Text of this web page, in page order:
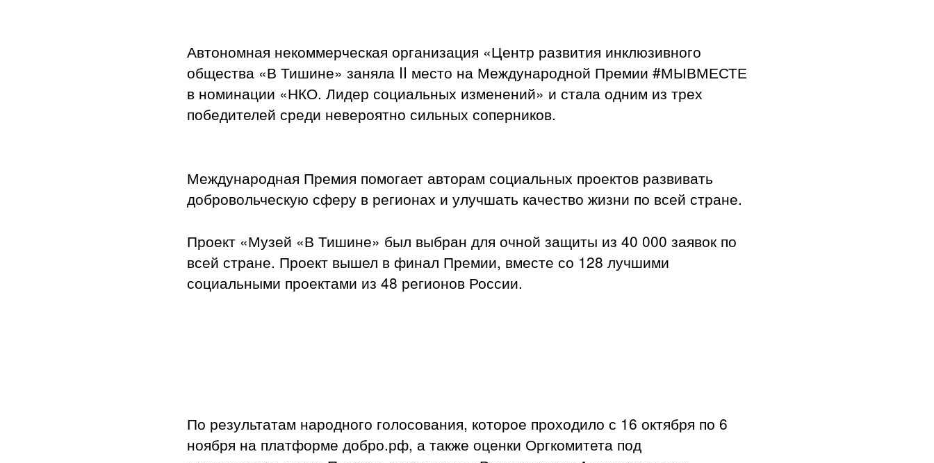
Автономная некоммерческая организация «Центр развития инклюзивного
общества «В Тишине» заняла II место на Международной Премии #МЫВМЕСТЕ
в номинации «НКО. Лидер социальных изменений» и стала одним из трех
победителей среди невероятно сильных соперников.
Международная Премия помогает авторам социальных проектов развивать
добровольческую сферу в регионах и улучшать качество жизни по всей стране.
Проект «Музей «В Тишине» был выбран для очной защиты из 40 000 заявок по
всей стране. Проект вышел в финал Премии, вместе со 128 лучшими
социальными проектами из 48 регионов России.
По результатам народного голосования, которое проходило с 16 октября по 6
ноября на платформе добро.рф, а также оценки Оргкомитета под